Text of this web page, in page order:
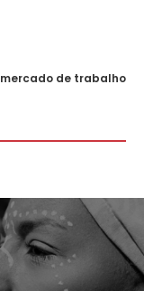
de trabalho